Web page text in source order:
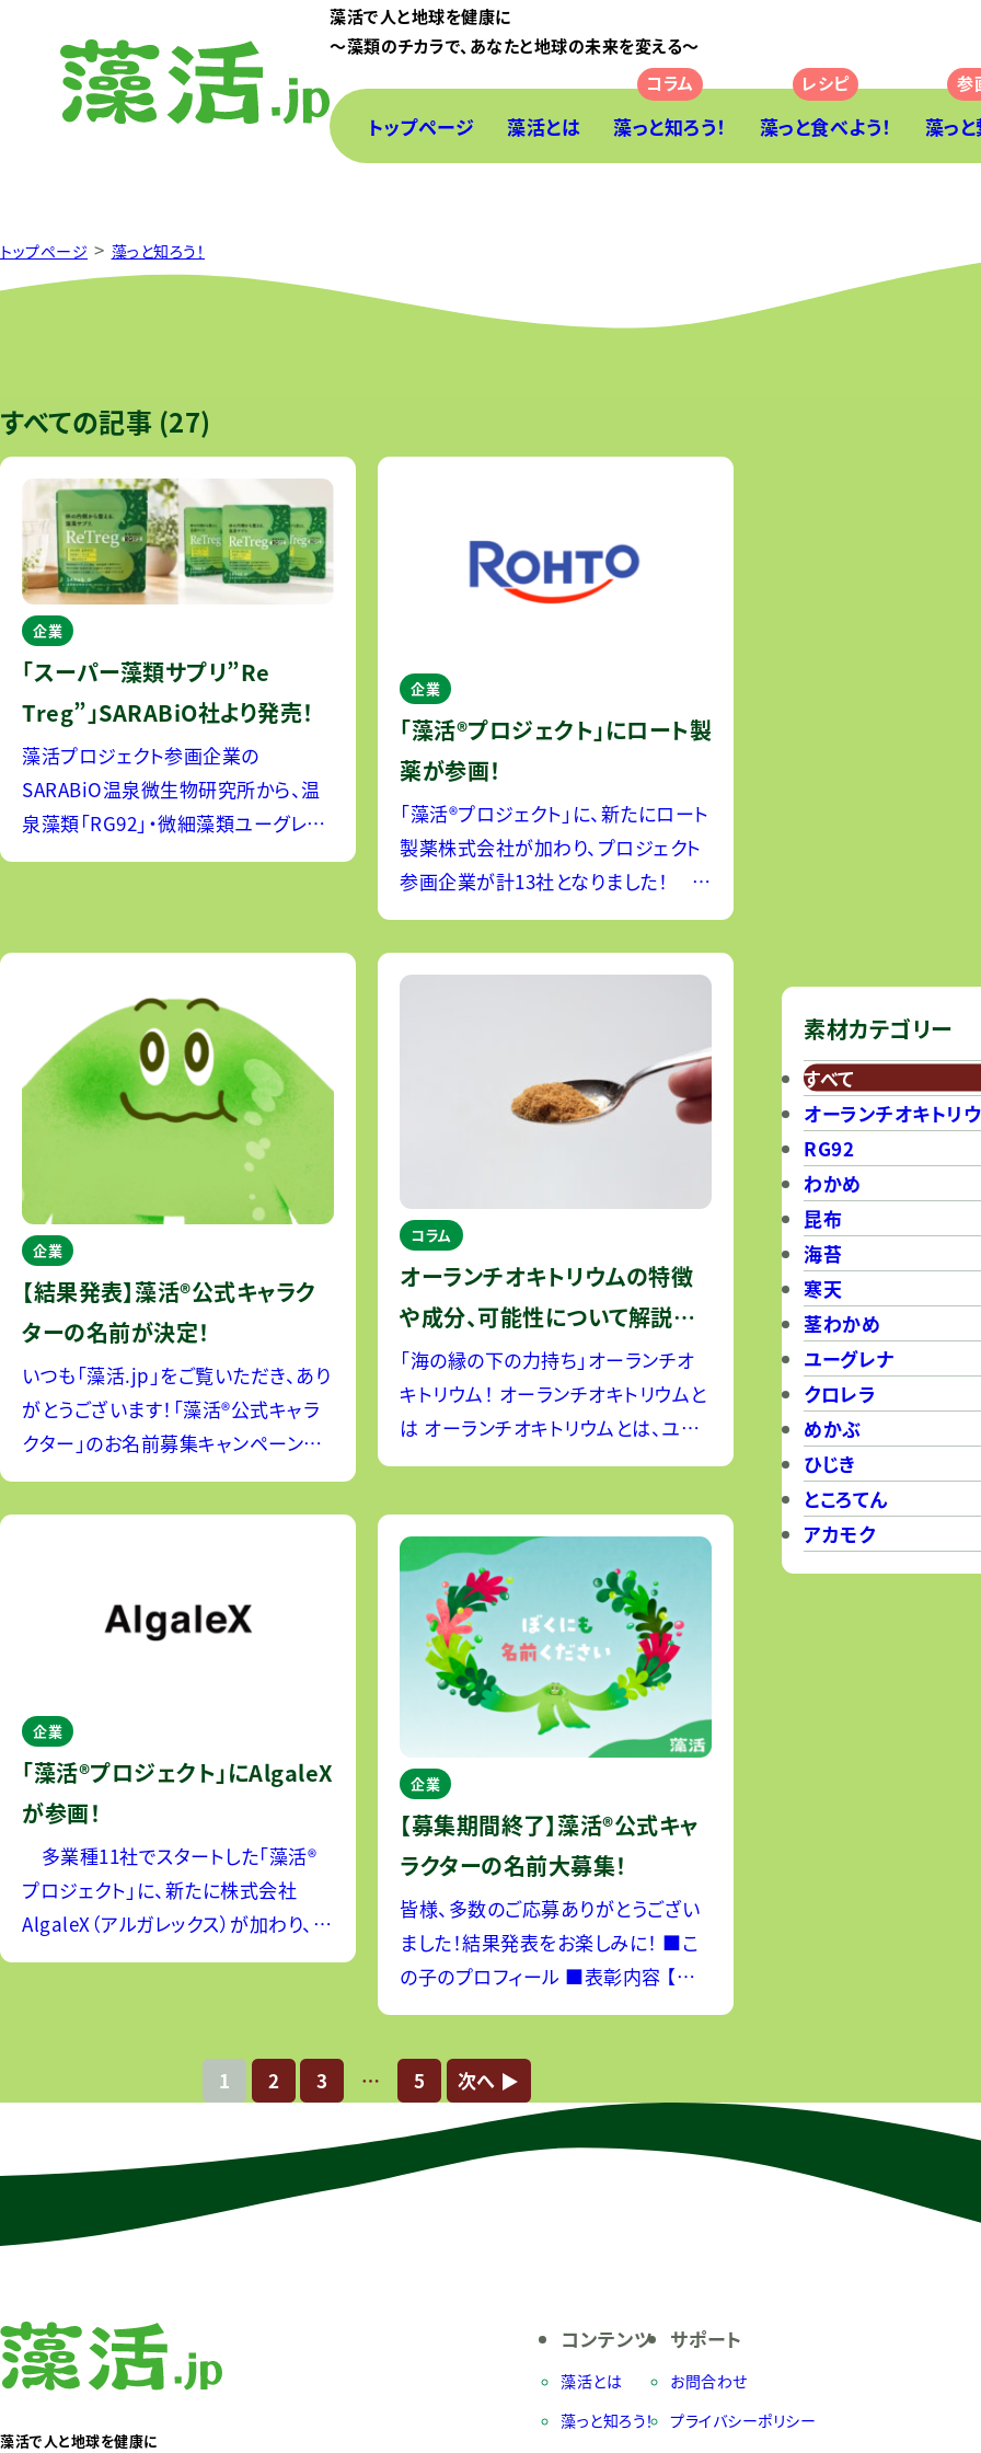
藻活で人と地球を健康に
〜藻類のチカラで、あなたと地球の未来を変える〜
トップページ 藻活とは 藻っと知ろう！ 藻っと食べよう！ 藻っと
トップページ > 藻っと知ろう！
すべての記事 (27)
企業
「スーパー藻類サプリ”Re
Treg”」SARABiO社より発売！
藻活プロジェクト参画企業の
SARABiO温泉微生物研究所から、温
泉藻類「RG92」・微細藻類ユーグレナ
＆クロレラを配合したスーパー藻類サ
る・補う・整えるを実
企業
「藻活®プロジェクト」にロート製
薬が参画！
「藻活®プロジェクト」に、新たにロート
製薬株式会社が加わり、プロジェクト
参画企業が計13社となりました！
ロート製薬株式会社は、創業以来、胃
腸薬、目薬、外皮用薬・スキンケア商品
など、世界中の人々の健康に寄り添う
企業
【結果発表】藻活®公式キャラク
ターの名前が決定！
いつも「藻活.jp」をご覧いただき、あり
がとうございます！「藻活®公式キャラ
クター」のお名前募集キャンペーンに、
全国の皆様から、200件を超えるたくさ
んの素敵な名前をご応募いただきまし
コラム
オーランチオキトリウムの特徴
や成分、可能性について解説し
ます！
「海の縁の下の力持ち」オーランチオ
キトリウム！ オーランチオキトリウムと
は オーランチオキトリウムとは、ユー
グレナやクロレラと同じ藻の一種で、
オキ
企業
「藻活®プロジェクト」にAlgaleX
が参画！
多業種11社でスタートした「藻活®
プロジェクト」に、新たに株式会社
AlgaleX（アルガレックス）が加わり、プ
ロジェクト参画企業が計12社となりま
企業
【募集期間終了】藻活®公式キャ
ラクターの名前大募集！
皆様、多数のご応募ありがとうござい
ました！結果発表をお楽しみに！ ■こ
の子のプロフィール ■表彰内容 【最
優秀賞：1名】・公式キャラクターの命
め合わせスペシャルセ
1 2 3 … 5 次へ ▶︎
素材カテゴリー
すべて
オーランチオキトリ
RG92
わかめ
昆布
海苔
寒天
茎わかめ
ユーグレナ
クロレラ
めかぶ
ひじき
ところてん
アカモク
藻活で人と地球を健康に
コンテンツ
藻活とは
藻っと知ろう！
サポート
お問合わせ
プライバシーポリシー